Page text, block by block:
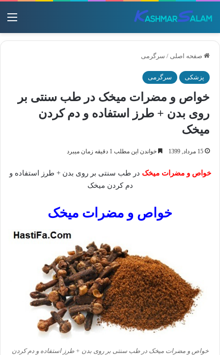
صفحه اصلی / سرگرمی
پزشکی سرگرمی
خواص و مضرات میخک در طب سنتی بر
روی بدن + طرز استفاده و دم کردن
میخک
15 مرداد, 1399 خواندن این مطلب 1 دقیقه زمان میبرد
خواص و مضرات میخک در طب سنتی بر روی بدن + طرز استفاده و
دم کردن میخک
خواص و مضرات میخک
خواص و مضرات میخک در طب سنتی بر روی بدن + طرز استفاده و دم کردن